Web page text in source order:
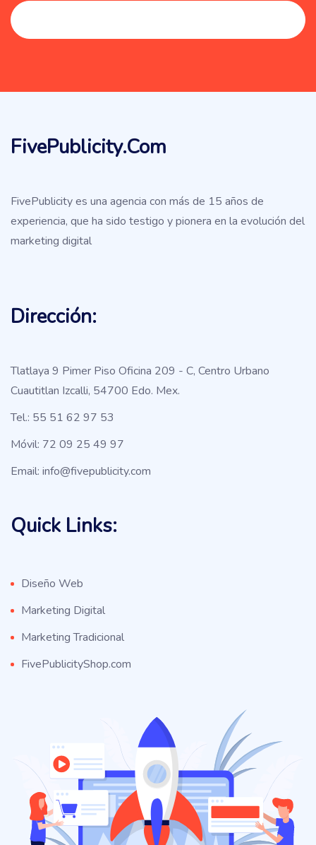
FivePublicity.com
FivePublicity es una agencia con más de 15 años de
experiencia, que ha sido testigo y pionera en la evolución del
marketing digital
Dirección:
Tlatlaya 9 Pimer Piso Oficina 209 - C, Centro Urbano
Cuautitlan Izcalli, 54700 Edo. Mex.
Tel.: 55 51 62 97 53
Móvil: 72 09 25 49 97
Email: info@fivepublicity.com
Quick Links:
Diseño Web
Marketing Digital
Marketing Tradicional
FivePublicityShop.com